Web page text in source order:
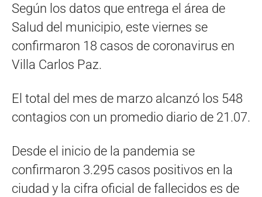
Según los datos que entrega el área de
Salud del municipio, este viernes se
confirmaron 18 casos de coronavirus en
Villa Carlos Paz.
El total del mes de marzo alcanzó los 548
contagios con un promedio diario de 21.07.
Desde el inicio de la pandemia se
confirmaron 3.295 casos positivos en la
ciudad y la cifra oficial de fallecidos es de